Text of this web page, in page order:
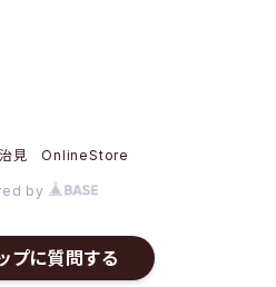
見 OnlineStore
by
プに質問する